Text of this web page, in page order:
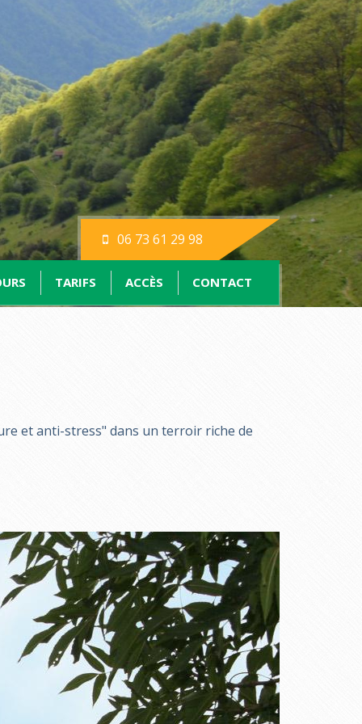
06 73 61 29 98
TARIFS ACCÈS CONTACT
et anti-stress" dans un terroir riche de